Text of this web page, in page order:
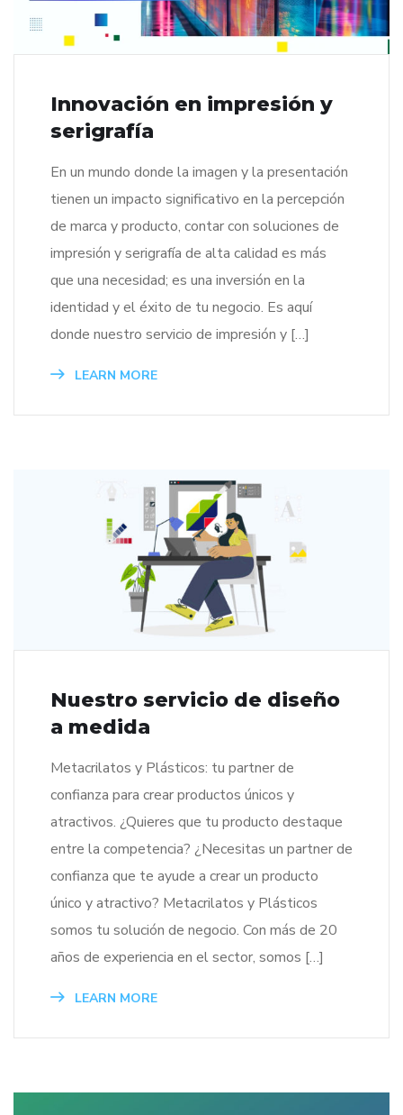
Innovación en impresión y
serigrafía
En un mundo donde la imagen y la presentación
tienen un impacto significativo en la percepción
de marca y producto, contar con soluciones de
impresión y serigrafía de alta calidad es más
que una necesidad; es una inversión en la
identidad y el éxito de tu negocio. Es aquí
donde nuestro servicio de impresión y […]
LEARN MORE
Nuestro servicio de diseño
a medida
Metacrilatos y Plásticos: tu partner de
confianza para crear productos únicos y
atractivos. ¿Quieres que tu producto destaque
entre la competencia? ¿Necesitas un partner de
confianza que te ayude a crear un producto
único y atractivo? Metacrilatos y Plásticos
somos tu solución de negocio. Con más de 20
años de experiencia en el sector, somos […]
LEARN MORE